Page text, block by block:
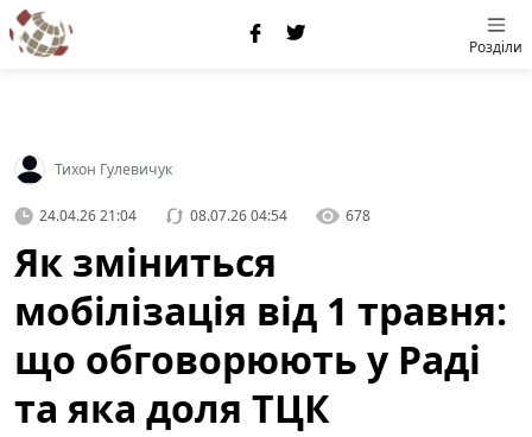
Розділи
Тихон Гулевичук
24.04.26 21:04 08.07.26 04:54 678
Як зміниться
мобілізація від 1 травня:
що обговорюють у Раді
та яка доля ТЦК